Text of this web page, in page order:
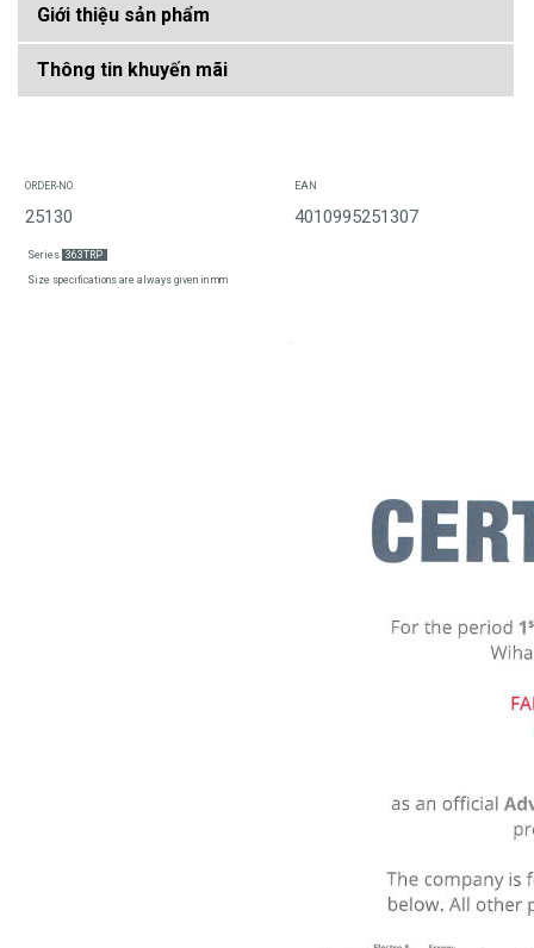
Giới thiệu sản phẩm
Thông tin khuyến mãi
ORDER-NO. EAN
Series 363TRP
Size specifications are always given in mm
25130 4010995251307